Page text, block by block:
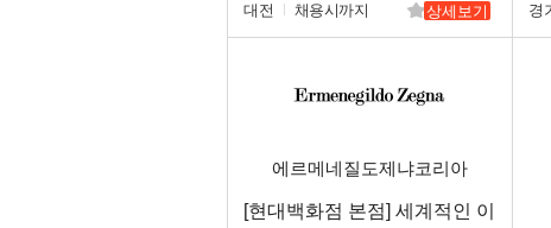
대전 채용시까지 상세보기 경
에르메네질도제냐코리아
[현대백화점 본점] 세계적인 이